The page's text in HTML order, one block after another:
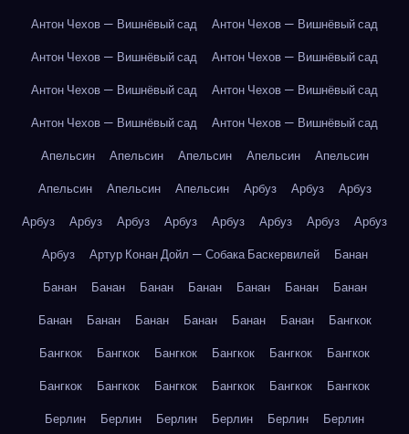
Антон Чехов — Вишнёвый сад
Антон Чехов — Вишнёвый сад
Антон Чехов — Вишнёвый сад
Антон Чехов — Вишнёвый сад
Антон Чехов — Вишнёвый сад
Антон Чехов — Вишнёвый сад
Антон Чехов — Вишнёвый сад
Антон Чехов — Вишнёвый сад
Апельсин
Апельсин Апельсин Апельсин
Апельсин
Апельсин
Апельсин Апельсин Арбуз Арбуз
Арбуз
Арбуз
Арбуз Арбуз Арбуз Арбуз Арбуз Арбуз
Арбуз
Арбуз
Артур Конан Дойл — Собака Баскервилей
Банан
Банан
Банан Банан Банан Банан Банан
Банан
Банан
Банан Банан Банан Банан Банан
Бангкок
Бангкок
Бангкок Бангкок Бангкок Бангкок
Бангкок
Бангкок
Бангкок Бангкок Бангкок Бангкок
Бангкок
Берлин
Берлин Берлин Берлин Берлин Берлин